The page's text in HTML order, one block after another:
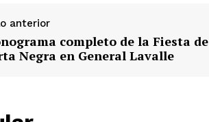
anterior
completo de la Fiesta de
Negra en General Lavalle